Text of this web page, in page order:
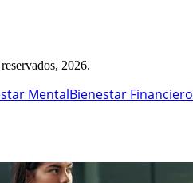
2026.
MentalBienestar Financiero